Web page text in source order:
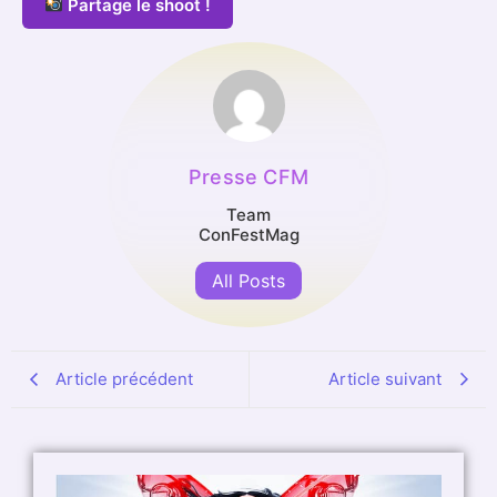
Partage le shoot !
Presse CFM
Team
ConFestMag
All Posts
Article précédent Article suivant